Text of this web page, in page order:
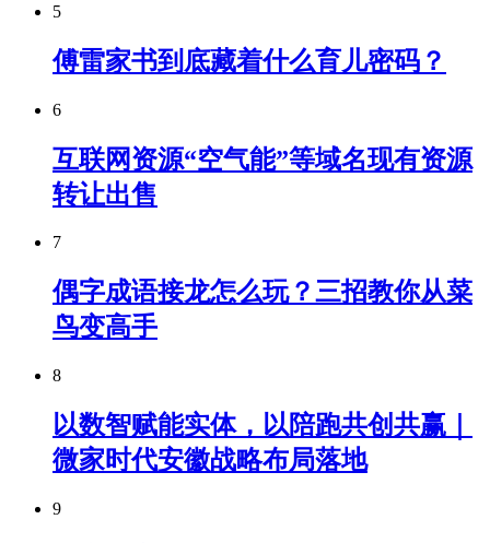
5
傅雷家书到底藏着什么育儿密码？
6
互联网资源“空气能”等域名现有资源
转让出售
7
偶字成语接龙怎么玩？三招教你从菜
鸟变高手
8
以数智赋能实体，以陪跑共创共赢｜
微家时代安徽战略布局落地
9